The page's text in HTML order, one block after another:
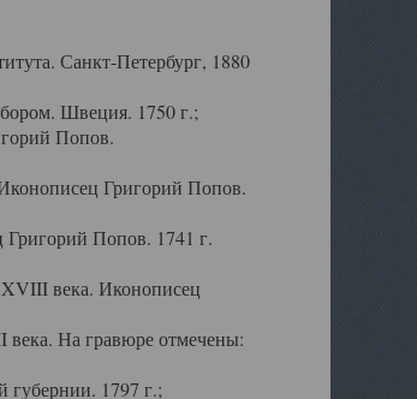
Санкт-Петербург, 1880
Швеция. 1750 г.;
Попов.
Григорий Попов.
Попов. 1741 г.
века. Иконописец
На гравюре отмечены:
губернии. 1797 г.;